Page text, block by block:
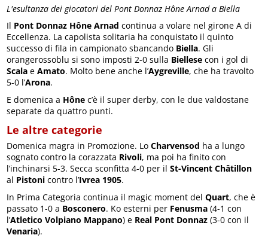
L'esultanza dei giocatori del Pont Donnaz Hône Arnad a Biella
Il Pont Donnaz Hône Arnad continua a volare nel girone A di
Eccellenza. La capolista solitaria ha conquistato il quinto
successo di fila in campionato sbancando Biella. Gli
orangerossoblu si sono imposti 2-0 sulla Biellese con i gol di
Scala eAmato. Molto bene anche l’Aygreville, che ha travolto
5-0 l’Arona.
E domenica a Hône c’è il super derby, con le due valdostane
separate da quattro punti.
Le altre categorie
Domenica magra in Promozione. LoCharvensod ha a lungo
sognato contro la corazzata Rivoli, ma poi ha finito con
l’inchinarsi 5-3. Secca sconfitta 4-0 per ilSt-Vincent Châtillon
al Pistoni contro l’Ivrea 1905.
In Prima Categoria continua il magic moment delQuart, che è
passato 1-0 a Bosconero. Ko esterni per Fenusma (4-1 con
l’Atletico Volpiano Mappano) e Real Pont Donnaz (3-0 con il
Venaria).